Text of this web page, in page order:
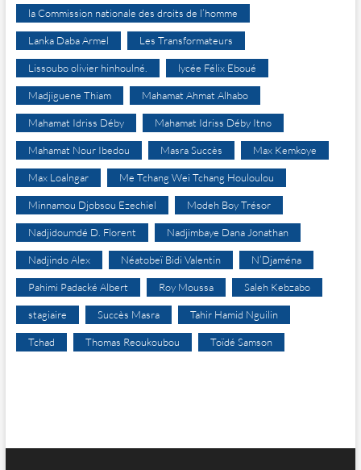
la Commission nationale des droits de l’homme
Lanka Daba Armel Les Transformateurs
Lissoubo olivier hinhoulné. lycée Félix Eboué
Madjiguene Thiam Mahamat Ahmat Alhabo
Mahamat Idriss Déby Mahamat Idriss Déby Itno
Mahamat Nour Ibedou Masra Succès Max Kemkoye
Max Loalngar Me Tchang Wei Tchang Houloulou
Minnamou Djobsou Ezechiel Modeh Boy Trésor
Nadjidoumdé D. Florent Nadjimbaye Dana Jonathan
Nadjindo Alex Néatobeï Bidi Valentin N’Djaména
Pahimi Padacké Albert Roy Moussa Saleh Kebzabo
stagiaire Succès Masra Tahir Hamid Nguilin
Tchad Thomas Reoukoubou Toïdé Samson